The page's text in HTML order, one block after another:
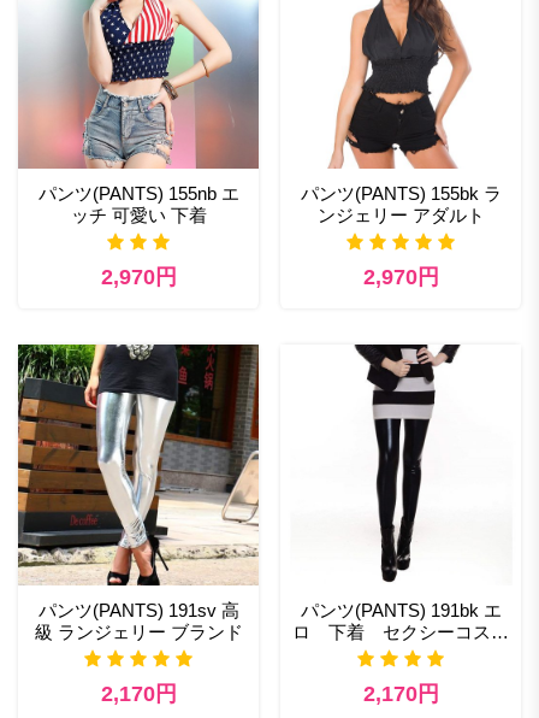
パンツ(PANTS) 155nb エ
ッチ 可愛い 下着
2,970円
パンツ(PANTS) 155bk ラ
ンジェリー アダルト
2,970円
パンツ(PANTS) 191sv 高
級 ランジェリー ブランド
2,170円
パンツ(PANTS) 191bk エ
ロ 下着 セクシーコスチ
ューム
2,170円